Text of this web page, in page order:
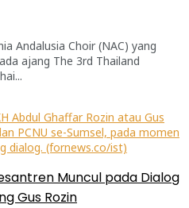
Andalusia Choir (NAC) yang
ajang The 3rd Thailand
Muncul pada Dialog
Gus Rozin